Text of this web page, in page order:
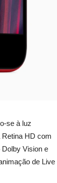
se à luz
Retina HD com
Vision e
de Live